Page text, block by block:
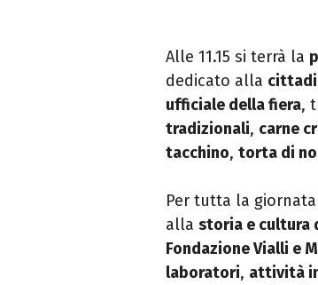
Alle 11.15 si terrà la
dedicato alla
ufficiale della fiera,
tradizionali, carne
tacchino, torta di
Per tutta la
alla storia e cultura
Fondazione Vialli e
laboratori, attività